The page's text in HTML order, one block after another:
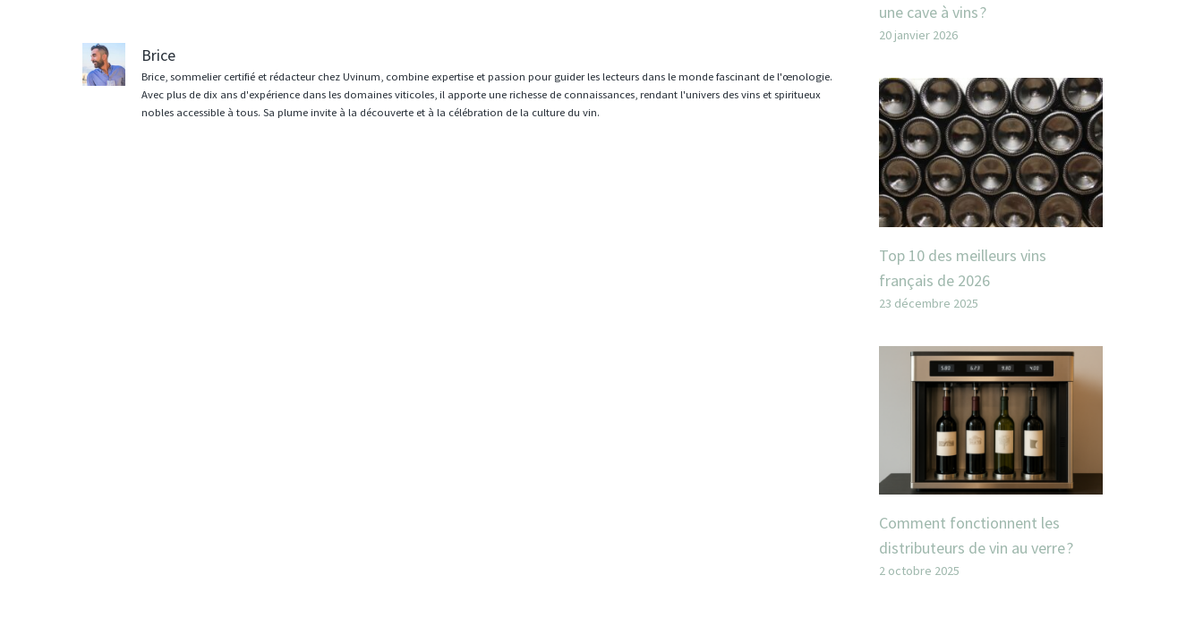
Brice
Brice, sommelier certifié et rédacteur chez Uvinum, combine expertise et passion pour guider les lecteurs dans le monde fascinant de l'œnologie.
Avec plus de dix ans d'expérience dans les domaines viticoles, il apporte une richesse de connaissances, rendant l'univers des vins et spiritueux
nobles accessible à tous. Sa plume invite à la découverte et à la célébration de la culture du vin.
une cave à vins ?
20 janvier 2026
Top 10 des meilleurs vins
français de 2026
23 décembre 2025
Comment fonctionnent les
distributeurs de vin au verre ?
2 octobre 2025